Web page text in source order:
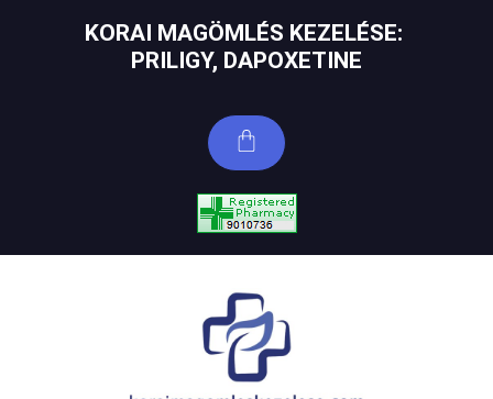
KORAI MAGÖMLÉS KEZELÉSE: ​
PRILIGY, DAPOXETINE